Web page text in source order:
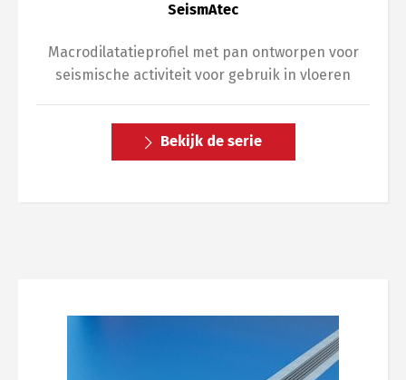
SeismAtec
Macrodilatatieprofiel met pan ontworpen voor
seismische activiteit voor gebruik in vloeren
Bekijk de serie